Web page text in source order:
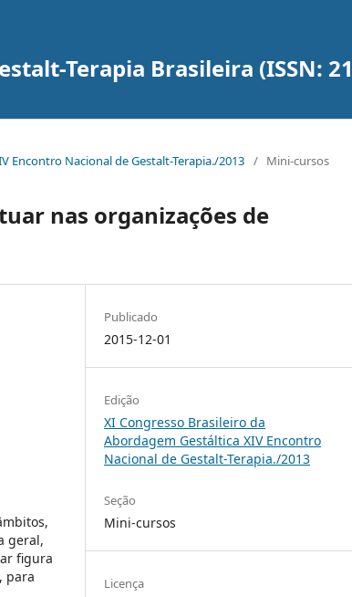
Terapia Brasileira (ISSN:
Encontro Nacional de Gestalt-Terapia./2013 / Mini-cursos
nas organizações de
geral,
figura
para
Publicado
2015-12-01
Edição
XI Congresso Brasileiro da
Abordagem Gestáltica XIV Encontro
Nacional de Gestalt-Terapia./2013
Seção
Mini-cursos
Licença